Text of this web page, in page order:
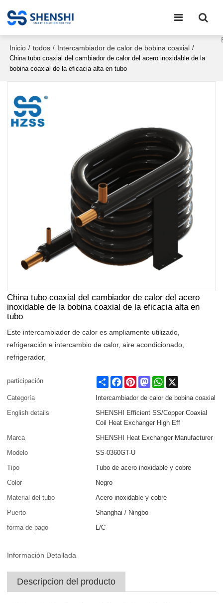
Inicio / todos / Intercambiador de calor de bobina coaxial /
China tubo coaxial del cambiador de calor del acero inoxidable de la
bobina coaxial de la eficacia alta en tubo
China tubo coaxial del cambiador de calor del acero
inoxidable de la bobina coaxial de la eficacia alta en
tubo
Este intercambiador de calor es ampliamente utilizado,
refrigeración e intercambio de calor, aire acondicionado,
refrigerador,
participación Share FacebookPinterestMastodonWhatsApp
Categoría
Intercambiador de calor de bobina coaxial
English details
SHENSHI Efficient SS/Copper Coaxial
Coil Heat Exchanger High Eff
Marca
SHENSHI Heat Exchanger Manufacturer​
Modelo
SS-0360GT-U
Tipo
Tubo de acero inoxidable y cobre
Color
Negro
Material del tubo
Acero inoxidable y cobre
Puerto
Shanghai / Ningbo
forma de pago
L/C
Información Detallada
Descripcion del producto